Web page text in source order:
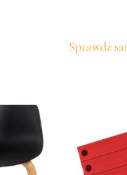
Sprawdź